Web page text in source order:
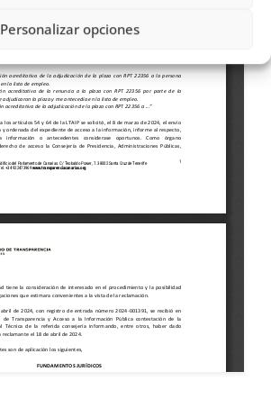
Personalizar opciones